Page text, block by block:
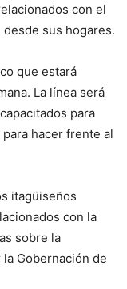
con el
sus hogares.
que estará
La línea será
para
hacer frente al
itagüiseños
con la
sobre la
Gobernación de